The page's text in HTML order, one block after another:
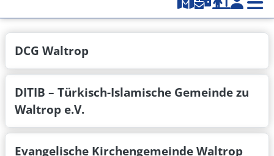
DCG Waltrop
DITIB – Türkisch-Islamische Gemeinde zu
Waltrop e.V.
Evangelische Kirchengemeinde Waltrop